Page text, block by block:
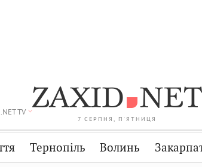
7 СЕРПНЯ, П'ЯТНИЦЯ
TV
Тернопіль Волинь